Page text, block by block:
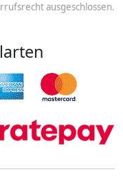
ausgeschlossen.